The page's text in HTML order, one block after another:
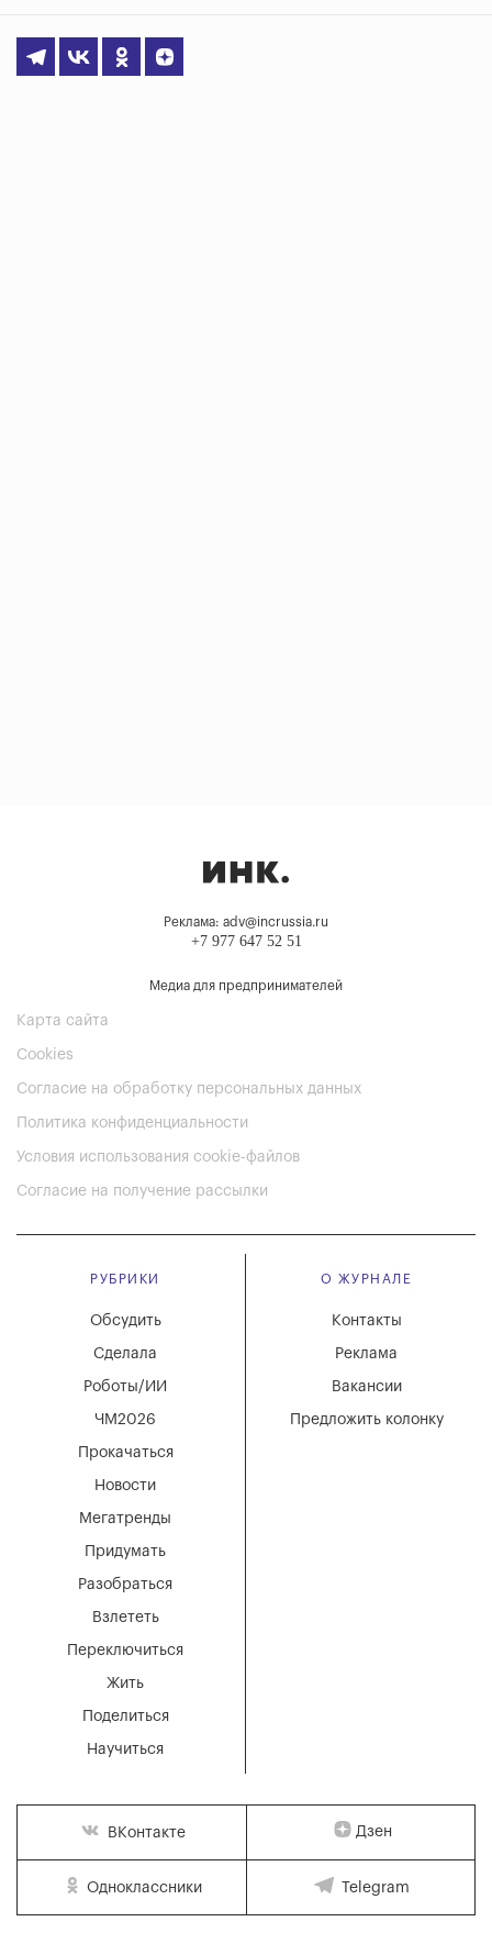
Реклама: adv@incrussia.ru
+7 977 647 52 51
Медиа для предпринимателей
Карта сайта
Cookies
Согласие на обработку персональных данных
Политика конфиденциальности
Условия использования cookie-файлов
Согласие на получение рассылки
РУБРИКИ
Мегатренды
Придумать
Разобраться
Взлететь
Новости
Переключиться
Жить
Поделиться
Научиться
Обсудить
Сделала
Роботы/ИИ
ЧМ2026
Прокачаться
О ЖУРНАЛЕ
Вакансии
Реклама
Контакты
Предложить колонку
ВКонтакте Дзен
Одноклассники Telegram